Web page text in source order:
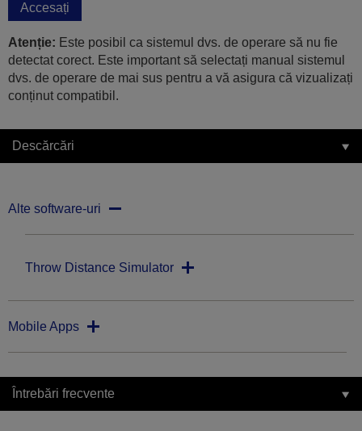
Accesați
Atenție: Este posibil ca sistemul dvs. de operare să nu fie
detectat corect. Este important să selectați manual sistemul
dvs. de operare de mai sus pentru a vă asigura că vizualizați
conținut compatibil.
Descărcări
Alte software-uri
Throw Distance Simulator
Mobile Apps
Întrebări frecvente